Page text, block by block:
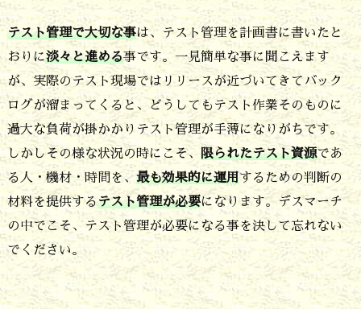
ト
に
必
須
の
テ
ス
ト
項
目
8.
テスト管理で大切な事は、テスト管理を計画書に書いたと
おりに淡々と進める事です。一見簡単な事に聞こえます
が、実際のテスト現場ではリリースが近づいてきてバック
ログが溜まってくると、どうしてもテスト作業そのものに
過大な負荷が掛かかりテスト管理が手薄になりがちです。
しかしその様な状況の時にこそ、 限られたテスト資源であ
る人・機材・時間を、 最も効果的に運用するための判断の
材料を提供するテスト管理が必要になります。デスマーチ
の中でこそ、テスト管理が必要になる事を決して忘れない
でください。